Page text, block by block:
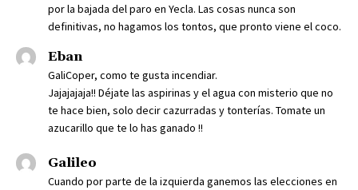
por la bajada del paro en Yecla. Las cosas nunca son
definitivas, no hagamos los tontos, que pronto viene el coco.
Eban
GaliCoper, como te gusta incendiar.
Jajajajaja!! Déjate las aspirinas y el agua con misterio que no
te hace bien, solo decir cazurradas y tonterías. Tomate un
azucarillo que te lo has ganado !!
Galileo
Cuando por parte de la izquierda ganemos las elecciones en